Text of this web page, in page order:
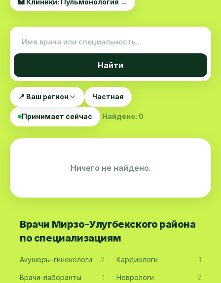
Найти
📍 Ваш регион Частная
Принимает сейчас Найдено: 0
Ничего не найдено.
Врачи Мирзо-Улугбекского района
по специализациям
Акушеры-гинекологи 2 Кардиологи 1
Врачи-лаборанты 1 Неврологи 2